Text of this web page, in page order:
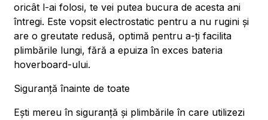
oricât l-ai folosi, te vei putea bucura de acesta ani
întregi. Este vopsit electrostatic pentru a nu rugini și
are o greutate redusă, optimă pentru a-ți facilita
plimbările lungi, fără a epuiza în exces bateria
hoverboard-ului.
Siguranță înainte de toate
Ești mereu în siguranță și plimbările în care utilizezi